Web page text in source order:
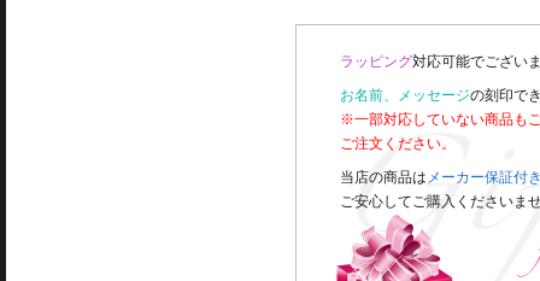
ラッピング対応可能でござい
お名前、メッセージの刻印で
※一部対応していない商品も
ご注文ください。
当店の商品は メーカー保証付
ご安心してご購入くださいま